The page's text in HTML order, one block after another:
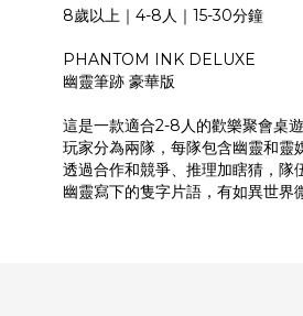
8歲以上｜4-8人｜15-30分鐘
PHANTOM INK DELUXE
幽靈筆跡 豪華版
這是一款適合2-8人的歡樂聚會桌
玩家分為兩隊，每隊包含幽靈和靈
透過合作和競爭、推理加瞎猜，隊
幽靈寫下的隻字片語，有如異世